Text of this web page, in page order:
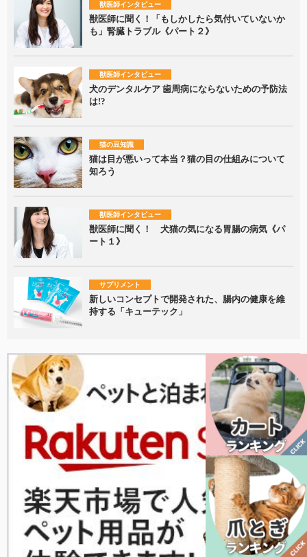
獣医師インタビュー
獣医師に聞く！「もしかしたら気付いていないか
も」腎臓トラブル《パート２》
獣医師インタビュー
犬のデンタルケア 歯周病にならないための予防法
は!?
猫の豆知識
猫は目が悪いって本当？猫の目の仕組みについて
知ろう
獣医師インタビュー
獣医師に聞く！ 犬猫の気になる胃腸の病気《パ
ート１》
サプリメント
新しいコンセプトで開発された、腸内の健康を維
持する「キューテック」